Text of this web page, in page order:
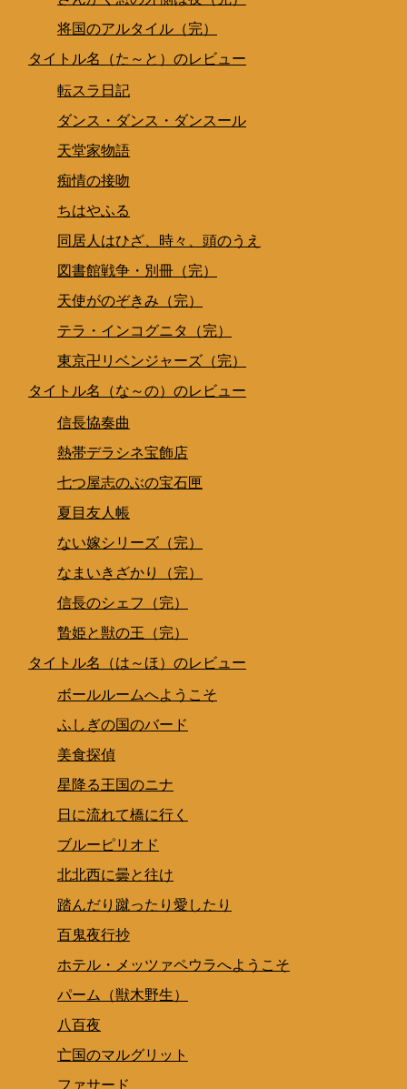
将国のアルタイル（完）
タイトル名（た～と）のレビュー
転スラ日記
ダンス・ダンス・ダンスール
天堂家物語
痴情の接吻
ちはやふる
同居人はひざ、時々、頭のうえ
図書館戦争・別冊（完）
天使がのぞきみ（完）
テラ・インコグニタ（完）
東京卍リベンジャーズ（完）
タイトル名（な～の）のレビュー
信長協奏曲
熱帯デラシネ宝飾店
七つ屋志のぶの宝石匣
夏目友人帳
ない嫁シリーズ（完）
なまいきざかり（完）
信長のシェフ（完）
贄姫と獣の王（完）
タイトル名（は～ほ）のレビュー
ボールルームへようこそ
ふしぎの国のバード
美食探偵
星降る王国のニナ
日に流れて橋に行く
ブルーピリオド
北北西に曇と往け
踏んだり蹴ったり愛したり
百鬼夜行抄
ホテル・メッツァペウラへようこそ
パーム（獣木野生）
八百夜
亡国のマルグリット
ファサード